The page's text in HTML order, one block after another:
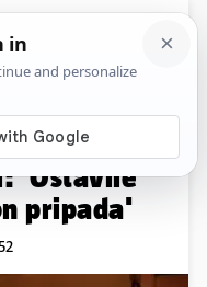
Komentari
su
'Ostavile
pripada'